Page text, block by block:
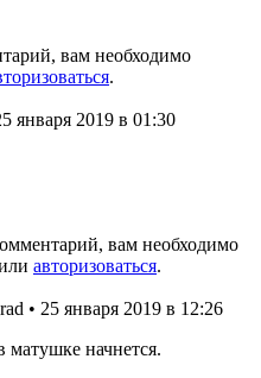
вам необходимо
.
января 2019 в 01:30
вам необходимо
авторизоваться.
• 25 января 2019 в 12:26
матушке начнется.